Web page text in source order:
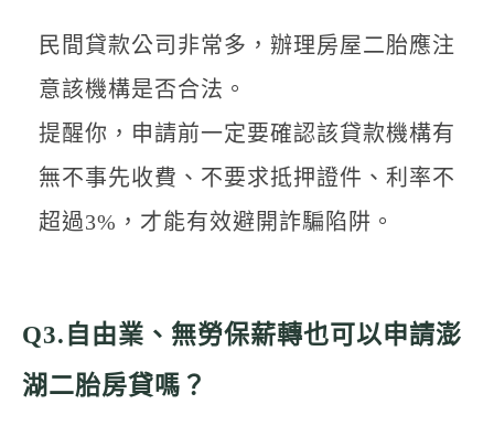
民間貸款公司非常多，辦理房屋二胎應注
意該機構是否合法。
提醒你，申請前一定要確認該貸款機構有
無不事先收費、不要求抵押證件、利率不
超過3%，才能有效避開詐騙陷阱。
Q3.自由業、無勞保薪轉也可以申請澎
湖二胎房貸嗎？